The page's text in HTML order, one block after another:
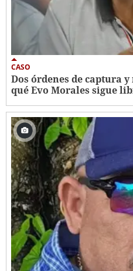
CASO
Dos órdenes de captura
qué Evo Morales sigue